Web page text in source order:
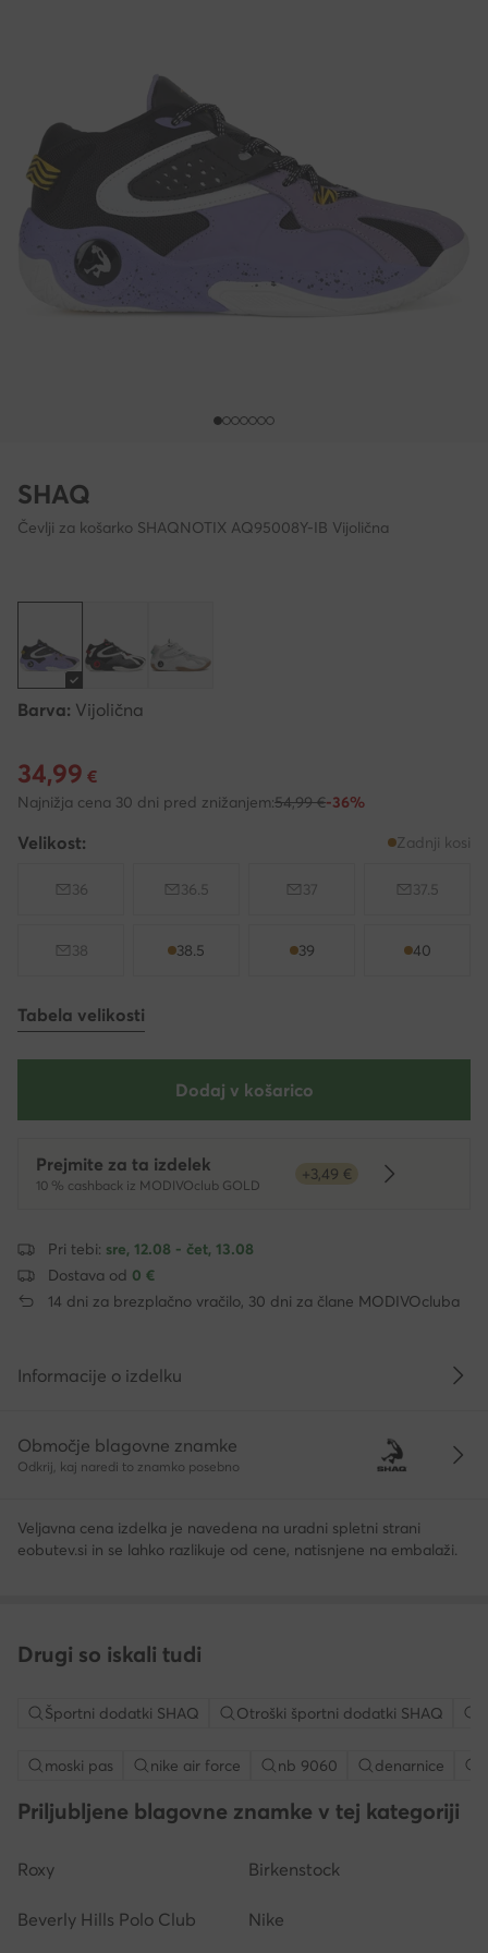
SHAQ
Čevlji za košarko SHAQNOTIX AQ95008Y-IB Vijolična
Barva: Vijolična
Trenutna cena 34,99 €
34,99 €
Najnižja cena 30 dni pred znižanjem:54,99 €-36%
Velikost: Zadnji kosi
36 36.5 37 37.5
38 38.5 39 40
Tabela velikosti
Dodaj v košarico
Prejmite za ta izdelek
10 % cashback iz MODIVOclub GOLD
+3,49 €
Dowiedz
Pri tebi: sre, 12.08 - čet, 13.08
Dostava od 0 €
14 dni za brezplačno vračilo, 30 dni za člane MODIVOcluba
Informacije o izdelku
Območje blagovne znamke
Odkrij, kaj naredi to znamko posebno
Veljavna cena izdelka je navedena na uradni spletni strani
eobutev.si in se lahko razlikuje od cene, natisnjene na embalaži.
Drugi so iskali tudi
Športni dodatki SHAQ Otroški športni dodatki SHAQ
moski pas nike air force nb 9060 denarnice
Priljubljene blagovne znamke v tej kategoriji
Roxy Birkenstock
Beverly Hills Polo Club Nike